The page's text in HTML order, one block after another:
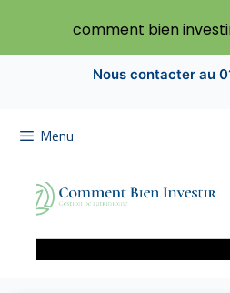
Nous contacter au
Menu
comment bien